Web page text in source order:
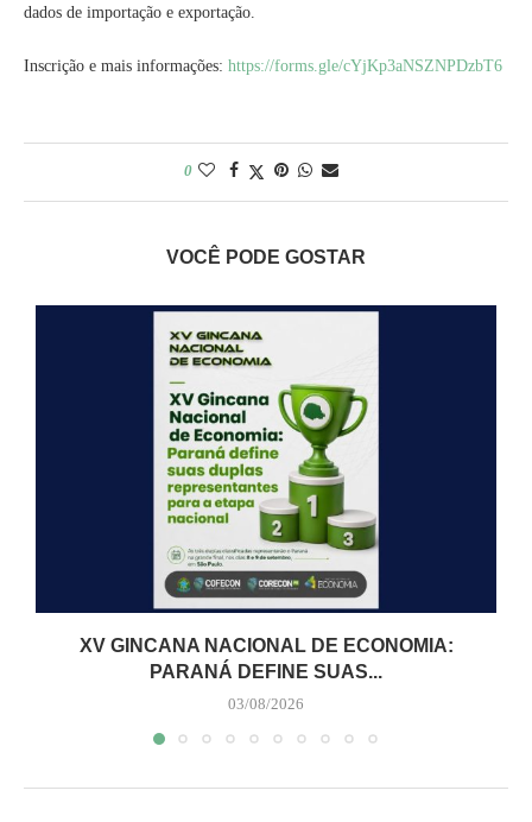
dados de importação e exportação.
Inscrição e mais informações: https://forms.gle/cYjKp3aNSZNPDzbT6
0
VOCÊ PODE GOSTAR
XV GINCANA NACIONAL DE ECONOMIA:
PARANÁ DEFINE SUAS...
03/08/2026